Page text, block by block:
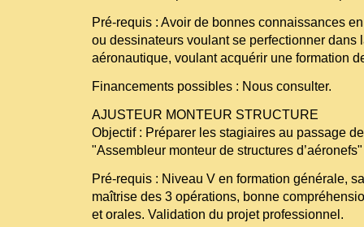
Pré-requis : Avoir de bonnes connaissances
ou dessinateurs voulant se perfectionner dans
aéronautique, voulant acquérir une formation
Financements possibles : Nous consulter.
AJUSTEUR MONTEUR STRUCTURE
Objectif : Préparer les stagiaires au passage
"Assembleur monteur de structures d’aéronefs"
Pré-requis : Niveau V en formation générale,
maîtrise des 3 opérations, bonne
et orales. Validation du projet professionnel.